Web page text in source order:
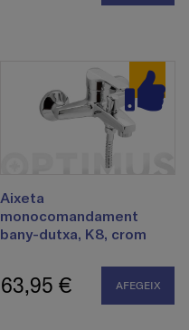
Aixeta
monocomandament
bany-dutxa, K8, crom
63,95 € AFEGEIX